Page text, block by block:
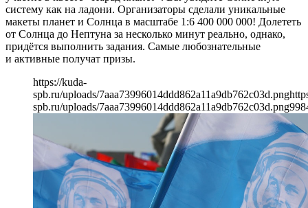
систему как на ладони. Организаторы сделали уникальные
макеты планет и Солнца в масштабе 1:6 400 000 000! Долететь
от Солнца до Нептуна за несколько минут реально, однако,
придётся выполнить задания. Самые любознательные
и активные получат призы.
https://kuda-
spb.ru/uploads/7aaa73996014ddd862a11a9db762c03d.png
spb.ru/uploads/7aaa73996014ddd862a11a9db762c03d.png998